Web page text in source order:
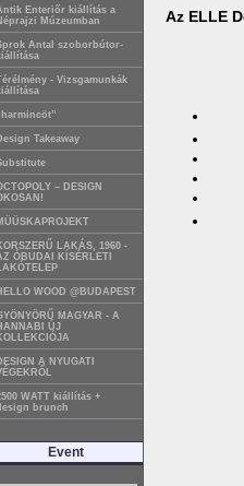
Enteriőr kiállítás a
Múzeumban
Antal szoborbútor-
- Vizsgamunkák
Takeaway
– DESIGN
LAKÁS, 1960 -
ÓBUDAI KÍSÉRLETI
WOOD @BUDAPEST
MAGYAR - A
ÚJ
A NYUGATI
WATT kiállítás +
brunch
Event
Az ELLE